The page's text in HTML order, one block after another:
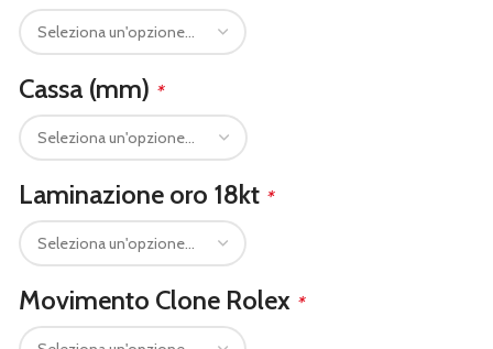
Cassa (mm) *
Laminazione oro 18kt *
Movimento Clone Rolex *